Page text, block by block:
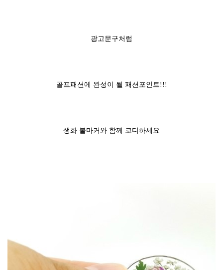
광고문구처럼
골프패션에 완성이 될 패션포인트!!!
생화 볼마커와 함께 코디하세요